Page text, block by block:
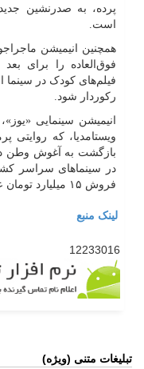
پرده، به صدرنشین
است.
فیلم‌های کودک در سینما
رکوردار شود.
انیمیشن سینمایی
ویستامدیا، که روایتی
در سینما‌های سراسر
فروش ١۵ میلیارد تومان عبور کرده است.
لینک منبع
12233016
تبلیغات متنی (ویژه)